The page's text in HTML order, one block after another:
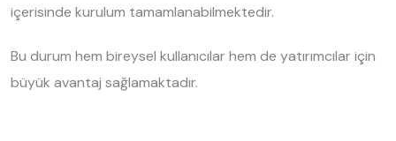
içerisinde kurulum tamamlanabilmektedir.
Bu durum hem bireysel kullanıcılar hem de yatırımcılar için
büyük avantaj sağlamaktadır.